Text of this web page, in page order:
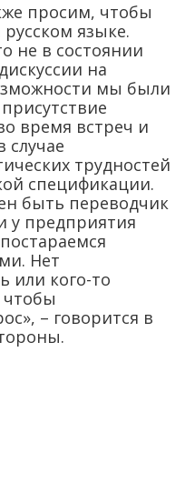
просим, чтобы
языке.
не в состоянии
на
мы были
время встреч и
случае
трудностей
спецификации.
быть переводчик
у предприятия
Нет
или кого-то
чтобы
– говорится в